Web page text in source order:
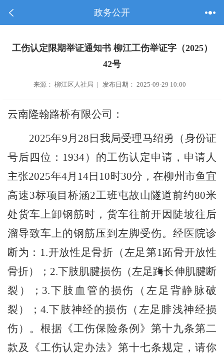
政务公开
工伤认定限期举证通知书 柳江工伤举证字（2025）
42号
来源： 柳江区人社局 | 发布日期： 2025-09-29 10:00
云南隆翰路桥有限公司 ：
2025年9月 28 日我局受理马绍勇 （身份证
号后四位： 1934）的工伤认定申请 ， 申请人
主张2025年4月 14日 10时30分，在柳州市鱼宜
高速3标项目桥涵2工班屯故山隧道前约80米
处货车上卸钢筋时，货车往前开因陡坡往后
溜导致车上的钢筋压到左脚受伤。经医院诊
断为： 1.开放性足骨折（左足第1跖骨开放性
骨折）； 2.下肢肌腱损伤（左足踇长伸肌腱断
裂）； 3.下肢血管的损伤（左足背静脉破
裂）； 4.下肢神经的损伤（左足腓浅神经损
伤）。根据《工伤保险条例》第十九条第二
款及《工伤认定办法》第十七条规定，请你